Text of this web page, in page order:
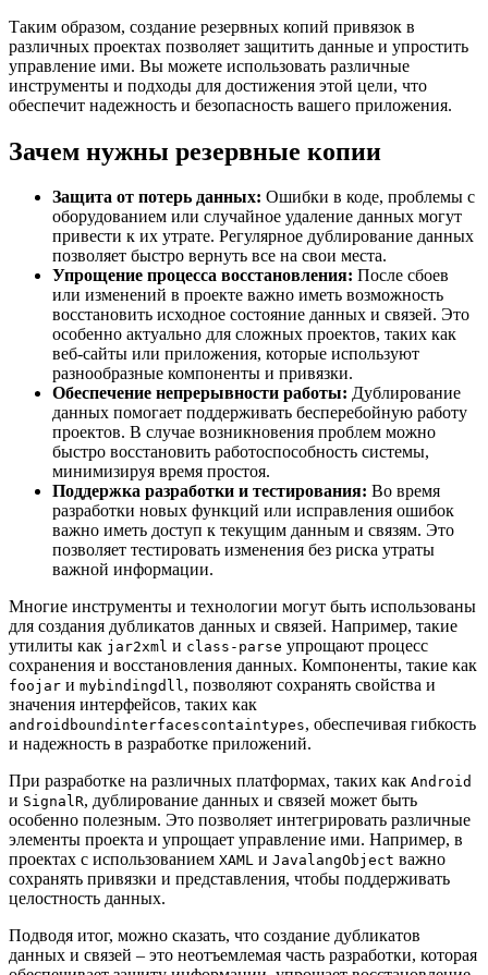
Таким образом, создание резервных копий привязок в
различных проектах позволяет защитить данные и упростить
управление ими. Вы можете использовать различные
инструменты и подходы для достижения этой цели, что
обеспечит надежность и безопасность вашего приложения.
Зачем нужны резервные копии
Защита от потерь данных: Ошибки в коде, проблемы с
оборудованием или случайное удаление данных могут
привести к их утрате. Регулярное дублирование данных
позволяет быстро вернуть все на свои места.
Упрощение процесса восстановления: После сбоев
или изменений в проекте важно иметь возможность
восстановить исходное состояние данных и связей. Это
особенно актуально для сложных проектов, таких как
веб-сайты или приложения, которые используют
разнообразные компоненты и привязки.
Обеспечение непрерывности работы: Дублирование
данных помогает поддерживать бесперебойную работу
проектов. В случае возникновения проблем можно
быстро восстановить работоспособность системы,
минимизируя время простоя.
Поддержка разработки и тестирования: Во время
разработки новых функций или исправления ошибок
важно иметь доступ к текущим данным и связям. Это
позволяет тестировать изменения без риска утраты
важной информации.
Многие инструменты и технологии могут быть использованы
для создания дубликатов данных и связей. Например, такие
утилиты как jar2xml и class-parse упрощают процесс
сохранения и восстановления данных. Компоненты, такие как
foojar и mybindingdll, позволяют сохранять свойства и
значения интерфейсов, таких как
androidboundinterfacescontaintypes, обеспечивая гибкость
и надежность в разработке приложений.
При разработке на различных платформах, таких как Android
и SignalR, дублирование данных и связей может быть
особенно полезным. Это позволяет интегрировать различные
элементы проекта и упрощает управление ими. Например, в
проектах с использованием XAML и JavalangObject важно
сохранять привязки и представления, чтобы поддерживать
целостность данных.
Подводя итог, можно сказать, что создание дубликатов
данных и связей – это неотъемлемая часть разработки, которая